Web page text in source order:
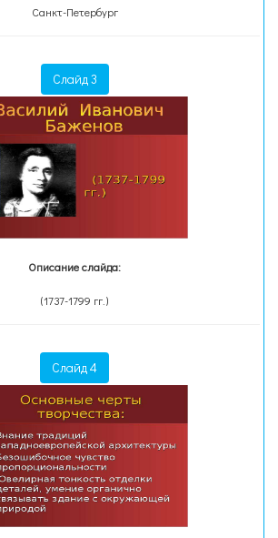
Санкт-Петербург
Слайд 3
Описание слайда:
(1737-1799 гг.)
Слайд 4